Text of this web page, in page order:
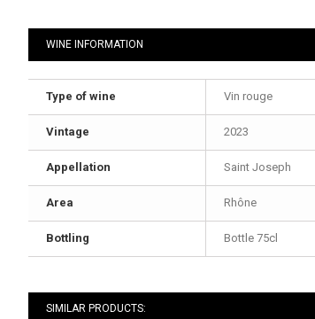
WINE INFORMATION
Type of wine Vin rouge
Vintage 2023
Appellation Saint Joseph
Area Rhône
Bottling Bottle 75cl
SIMILAR PRODUCTS: